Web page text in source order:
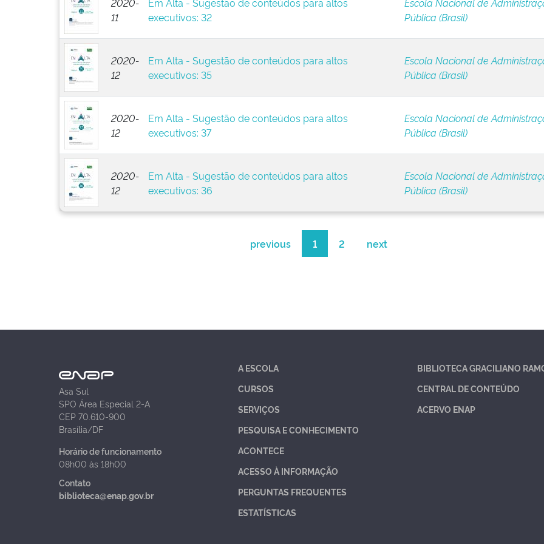
11
executivos: 32
Pública (Brasil)
2020-
12
Em Alta - Sugestão de conteúdos para altos
executivos: 35
Escola Nacional de
Pública (Brasil)
2020-
12
Em Alta - Sugestão de conteúdos para altos
executivos: 37
Escola Nacional de
Pública (Brasil)
2020-
12
Em Alta - Sugestão de conteúdos para altos
executivos: 36
Escola Nacional de
Pública (Brasil)
previous 1 2 next
Asa Sul
SPO Área Especial 2-A
CEP 70.610-900
Brasília/DF
Horário de funcionamento
08h00 às 18h00
Contato
biblioteca@enap.gov.br
A ESCOLA
CURSOS
SERVIÇOS
PESQUISA E CONHECIMENTO
ACONTECE
ACESSO À INFORMAÇÃO
PERGUNTAS FREQUENTES
ESTATÍSTICAS
BIBLIOTECA GRACILIANO
CENTRAL DE CONTEÚDO
ACERVO ENAP